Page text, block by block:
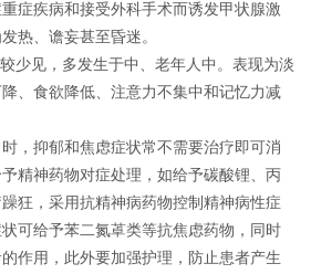
症疾病和接受外科手术而诱发甲状腺激
热、谵妄甚至昏迷。
少见，多发生于中、老年人中。表现为淡
、食欲降低、注意力不集中和记忆力减
，抑郁和焦虑症状常不需要治疗即可消
精神药物对症处理，如给予碳酸锂、丙
狂，采用抗精神病药物控制精神病性症
可给予苯二氮䓬类等抗焦虑药物 ，同时
作用，此外要加强护理，防止患者产生